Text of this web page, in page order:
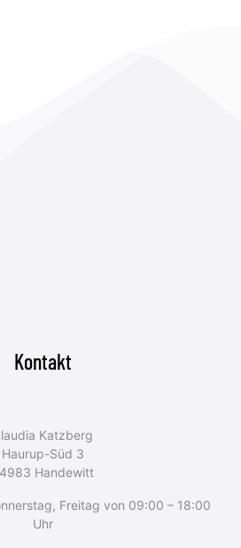
Kontakt
Katzberg
Haurup-Süd 3
Handewitt
Freitag von 09:00 – 18:00
Uhr